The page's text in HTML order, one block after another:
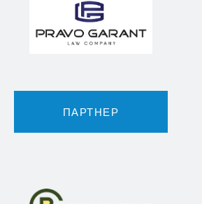
ПАРТНЕР